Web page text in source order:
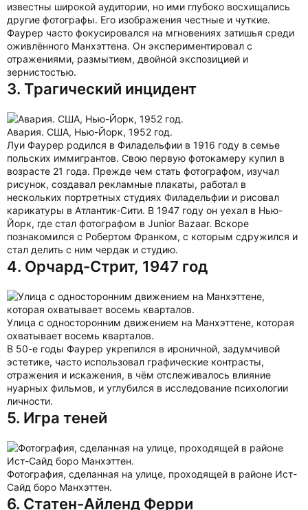
известны широкой аудитории, но ими глубоко восхищались
другие фотографы. Его изображения честные и чуткие.
Фаурер часто фокусировался на мгновениях затишья среди
оживлённого Манхэттена. Он экспериментировал с
отражениями, размытием, двойной экспозицией и
зернистостью.
3. Трагический инцидент
Авария. США, Нью-Йорк, 1952 год.
Луи Фаурер родился в Филадельфии в 1916 году в семье
польских иммигрантов. Свою первую фотокамеру купил в
возрасте 21 года. Прежде чем стать фотографом, изучал
рисунок, создавал рекламные плакаты, работал в
нескольких портретных студиях Филадельфии и рисовал
карикатуры в Атлантик-Сити. В 1947 году он уехал в Нью-
Йорк, где стал фотографом в Junior Bazaar. Вскоре
познакомился с Робертом Франком, с которым сдружился и
стал делить с ним чердак и студию.
4. Орчард-Стрит, 1947 год
Улица с односторонним движением на Манхэттене, которая
охватывает восемь кварталов.
В 50-е годы Фаурер укрепился в ироничной, задумчивой
эстетике, часто использовал графические контрасты,
отражения и искажения, в чём отслеживалось влияние
нуарных фильмов, и углубился в исследование психологии
личности.
5. Игра теней
Фотография, сделанная на улице, проходящей в районе Ист-
Сайд боро Манхэттен.
6. Статен-Айленд Ферри